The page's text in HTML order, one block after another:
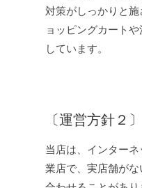
対策がしっかりと
ョッピングカート
しています。
〔運営方針２〕
当店は、インター
業店で、実店舗が